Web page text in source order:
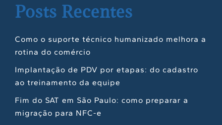
Posts Recentes
Como o suporte técnico humanizado melhora a
rotina do comércio
Implantação de PDV por etapas: do cadastro
ao treinamento da equipe
Fim do SAT em São Paulo: como preparar a
migração para NFC-e